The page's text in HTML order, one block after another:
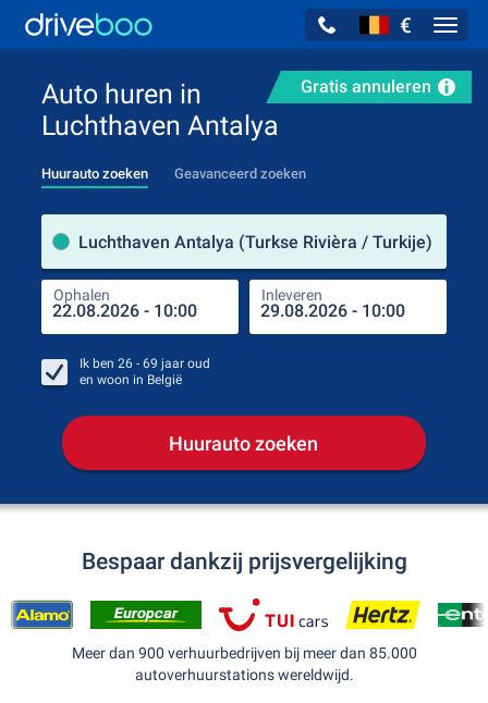
€
Gratis annuleren
Auto huren in
Luchthaven Antalya
Huurauto zoeken Geavanceerd zoeken
Luchthaven Antalya (Turkse Rivièra / Turkije)
Ophalen Inleveren
Ik ben 26 - 69 jaar oud
en woon in België
Huurauto zoeken
Bespaar dankzij prijsvergelijking
Meer dan 900 verhuurbedrijven bij meer dan 85.000
autoverhuurstations wereldwijd.